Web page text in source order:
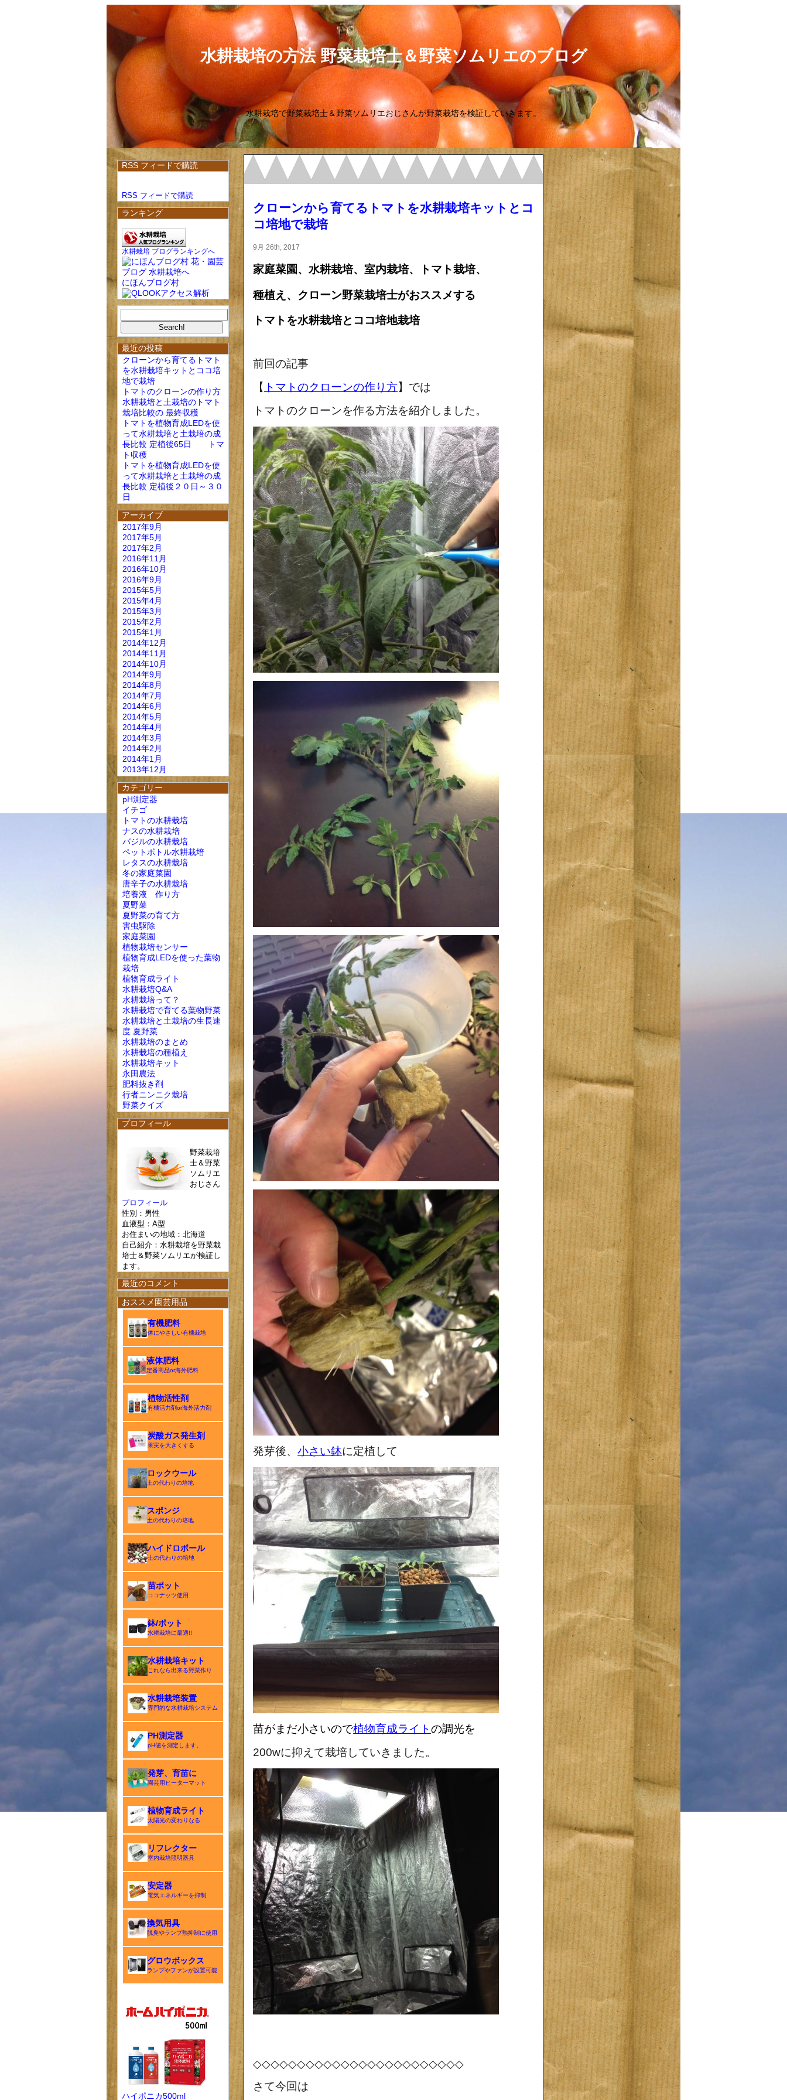
水耕栽培の方法 野菜栽培士＆野菜ソムリエのブログ
水耕栽培で野菜栽培士＆野菜ソムリエおじさんが野菜栽培を検証していきます。
RSS フィードで購読
RSS フィードで購読
ランキング
水耕栽培 ブログランキングへ
にほんブログ村
最近の投稿
クローンから育てるトマト
を水耕栽培キットとココ培
地で栽培
トマトのクローンの作り方
水耕栽培と土栽培のトマト
栽培比較の 最終収穫
トマトを植物育成LEDを使
って水耕栽培と土栽培の成
長比較 定植後65日 トマ
ト収穫
トマトを植物育成LEDを使
って水耕栽培と土栽培の成
長比較 定植後２０日～３０
日
アーカイブ
2017年9月
2017年5月
2017年2月
2016年11月
2016年10月
2016年9月
2015年5月
2015年4月
2015年3月
2015年2月
2015年1月
2014年12月
2014年11月
2014年10月
2014年9月
2014年8月
2014年7月
2014年6月
2014年5月
2014年4月
2014年3月
2014年2月
2014年1月
2013年12月
カテゴリー
pH測定器
イチゴ
トマトの水耕栽培
ナスの水耕栽培
バジルの水耕栽培
ペットボトル水耕栽培
レタスの水耕栽培
冬の家庭菜園
唐辛子の水耕栽培
培養液 作り方
夏野菜
夏野菜の育て方
害虫駆除
家庭菜園
植物栽培センサー
植物育成LEDを使った葉物
栽培
植物育成ライト
水耕栽培Q&A
水耕栽培って？
水耕栽培で育てる葉物野菜
水耕栽培と土栽培の生長速
度 夏野菜
水耕栽培のまとめ
水耕栽培の種植え
水耕栽培キット
永田農法
肥料抜き剤
行者ニンニク栽培
野菜クイズ
プロフィール
野菜栽培
士＆野菜
ソムリエ
おじさん
プロフィール
性別：男性
血液型：A型
お住まいの地域：北海道
自己紹介：水耕栽培を野菜栽
培士＆野菜ソムリエが検証し
ます。
最近のコメント
おススメ園芸用品
有機肥料
体にやさしい有機栽培
液体肥料
定番商品or海外肥料
植物活性剤
有機活力剤or海外活力剤
炭酸ガス発生剤
果実を大きくする
ロックウール
土の代わりの培地
スポンジ
土の代わりの培地
ハイドロボール
土の代わりの培地
苗ポット
ココナッツ使用
鉢/ポット
水耕栽培に最適!!
水耕栽培キット
これなら出来る野菜作り
水耕栽培装置
専門的な水耕栽培システム
PH測定器
pH値を測定します。
発芽、育苗に
園芸用ヒーターマット
植物育成ライト
太陽光の変わりなる
リフレクター
室内栽培照明器具
安定器
電気エネルギーを抑制
換気用具
脱臭やランプ熱抑制に使用
グロウボックス
ランプやファンが設置可能
ハイポニカ500ml
クローンから育てるトマトを水耕栽培キットとコ
コ培地で栽培
9月 26th, 2017
家庭菜園、水耕栽培、室内栽培、トマト栽培、
種植え、クローン野菜栽培士がおススメする
トマトを水耕栽培とココ培地栽培
前回の記事
【 トマトのクローンの作り方】では
トマトのクローンを作る方法を紹介しました。
発芽後、 小さい鉢に定植して
苗がまだ小さいので植物育成ライトの調光を
200wに抑えて栽培していきました。
◇◇◇◇◇◇◇◇◇◇◇◇◇◇◇◇◇◇◇◇◇◇◇◇
さて今回は